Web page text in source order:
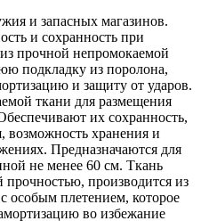
и запасных магазинов.
и сохранность при
прочной непромокаемой
подкладку из поролона,
и защиту от ударов.
ткани для размещения
их сохранность,
возможность хранения и
Предназначаются для
не менее 60 см. Ткань
производится из
особым плетением, которое
во избежание